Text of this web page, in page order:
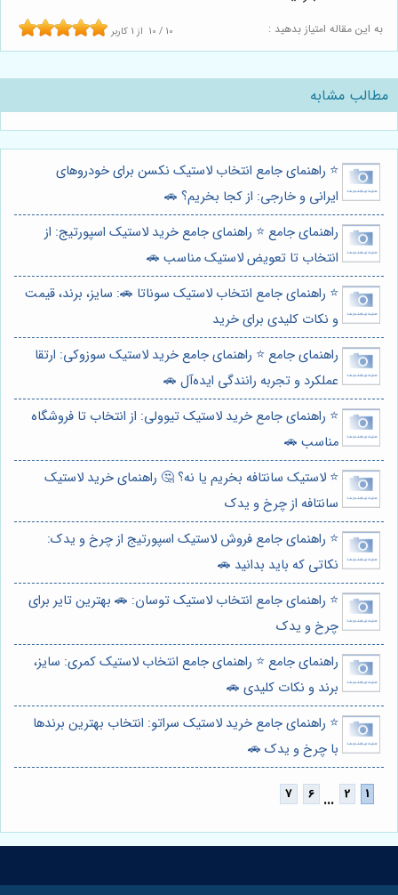
به این مقاله امتیاز بدهید : 10 / 10 از 1 کاربر
مطالب مشابه
⭐️ راهنمای جامع انتخاب لاستیک نکسن برای خودروهای
ایرانی و خارجی: از کجا بخریم؟ 🚗
راهنمای جامع ⭐️ راهنمای جامع خرید لاستیک اسپورتیج: از
انتخاب تا تعویض لاستیک مناسب 🚗
⭐️ راهنمای جامع انتخاب لاستیک سوناتا 🚗: سایز، برند، قیمت
و نکات کلیدی برای خرید
راهنمای جامع ⭐️ راهنمای جامع خرید لاستیک سوزوکی: ارتقا
عملکرد و تجربه رانندگی ایده‌آل 🚗
⭐️ راهنمای جامع خرید لاستیک تیوولی: از انتخاب تا فروشگاه
مناسب 🚗
⭐️ لاستیک سانتافه بخریم یا نه؟ 🤔 راهنمای خرید لاستیک
سانتافه از چرخ و یدک
⭐️ راهنمای جامع فروش لاستیک اسپورتیج از چرخ و یدک:
نکاتی که باید بدانید 🚗
⭐️ راهنمای جامع انتخاب لاستیک توسان: 🚗 بهترین تایر برای
چرخ و یدک
راهنمای جامع ⭐️ راهنمای جامع انتخاب لاستیک کمری: سایز،
برند و نکات کلیدی 🚗
⭐️ راهنمای جامع خرید لاستیک سراتو: انتخاب بهترین برندها
با چرخ و یدک 🚗
...